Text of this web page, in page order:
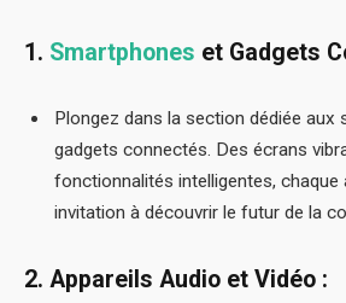
1. Smartphones et Gadgets
Plongez dans la section dédiée aux
gadgets connectés. Des écrans
fonctionnalités intelligentes, chaque
invitation à découvrir le futur de la
2. Appareils Audio et Vidéo :